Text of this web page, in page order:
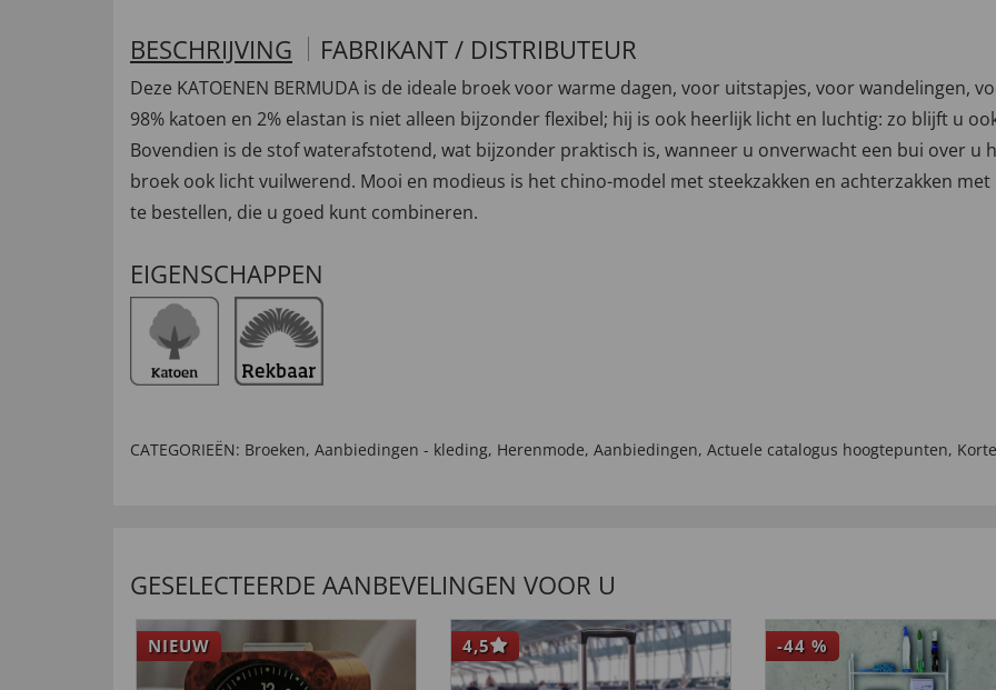
BESCHRIJVING FABRIKANT / DISTRIBUTEUR
Deze KATOENEN BERMUDA is de ideale broek voor warme dagen, voor uitstapjes, voor wandelingen,
98% katoen en 2% elastan is niet alleen bijzonder flexibel; hij is ook heerlijk licht en luchtig: zo blijft u
Bovendien is de stof waterafstotend, wat bijzonder praktisch is, wanneer u onverwacht een bui over u
broek ook licht vuilwerend. Mooi en modieus is het chino-model met steekzakken en achterzakken
te bestellen, die u goed kunt combineren.
EIGENSCHAPPEN
CATEGORIEËN: Broeken, Aanbiedingen - kleding, Herenmode, Aanbiedingen, Actuele catalogus hoogtepunten,
GESELECTEERDE AANBEVELINGEN VOOR U
NIEUW 4,5 -44 %